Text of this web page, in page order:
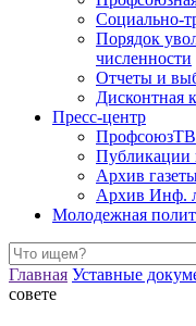
Социально-
Порядок
численности
Отчеты и
Дисконтная
Пресс-центр
ПрофсоюзТВ
Архив
Архив
Молодежная
Главная Уставные
совете